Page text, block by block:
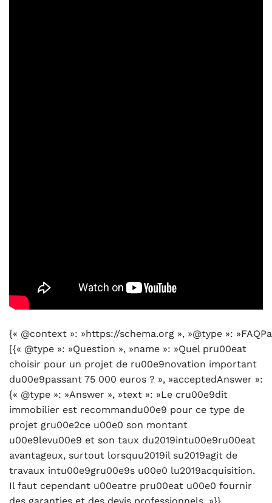
{« @context »: »https://schema.org », »@type »:
[{« @type »: »Question », »name »: »Quel pru00eat
choisir pour un projet de ru00e9novation important
du00e9passant 75 000 euros ? », »acceptedAnswer »:
{« @type »: »Answer », »text »: »Le cru00e9dit
immobilier est recommandu00e9 pour ce type de
projet gru00e2ce u00e0 son montant
u00e9levu00e9 et son taux du2019intu00e9ru00eat
avantageux, surtout lorsquu2019il su2019agit de
travaux intu00e9gru00e9s u00e0 lu2019acquisition.
Il faut cependant u00eatre pru00eat u00e0 fournir